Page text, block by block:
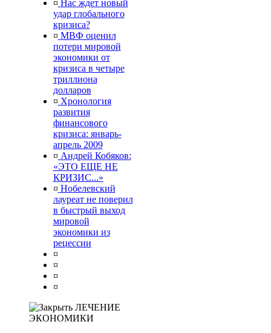
¤ Нас ждет новый
удар глобального
кризиса?
¤ МВФ оценил
потери мировой
экономики от
кризиса в четыре
триллиона
долларов
¤ Хронология
развития
финансового
кризиса: январь-
апрель 2009
¤ Андрей Кобяков:
«ЭТО ЕЩЕ НЕ
КРИЗИС...»
¤ Нобелевский
лауреат не поверил
в быстрый выход
мировой
экономики из
рецессии
¤
¤
¤
¤
ЛЕЧЕНИЕ
ЭКОНОМИКИ